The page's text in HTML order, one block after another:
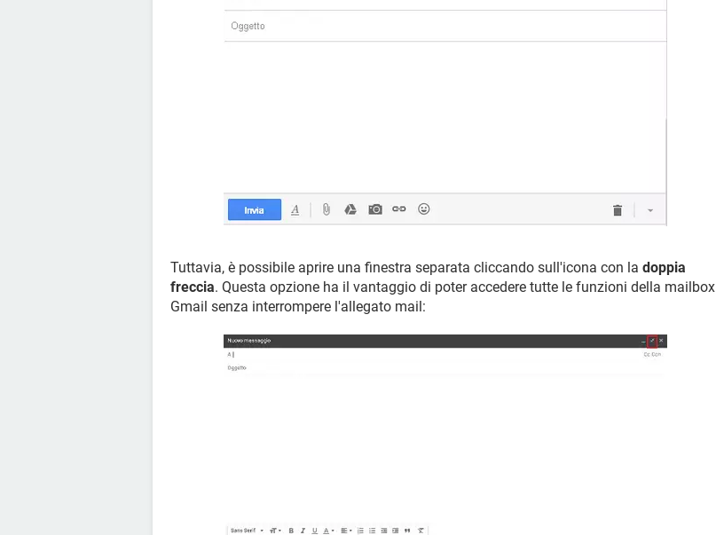
Tuttavia, è possibile aprire una finestra separata cliccando sull'icona con la doppia
freccia. Questa opzione ha il vantaggio di poter accedere tutte le funzioni della mailbox
Gmail senza interrompere l'allegato mail: